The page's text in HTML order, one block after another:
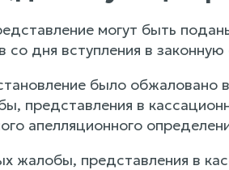
могут быть
дня вступления в законную
было обжаловано
представления в
апелляционного
жалобы, представления в